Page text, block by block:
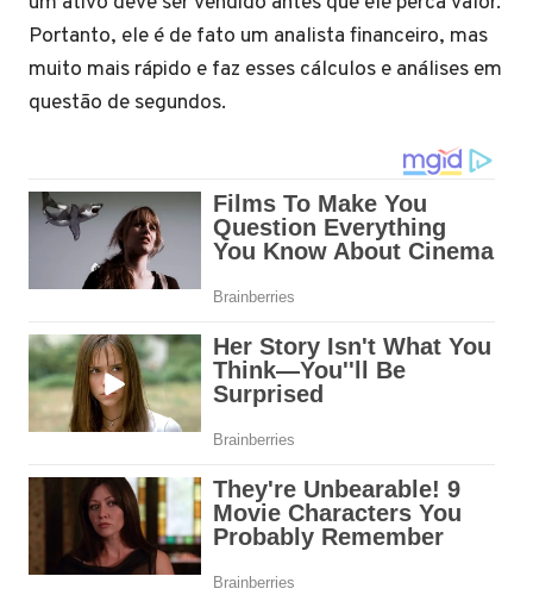
Portanto, ele é de fato um analista financeiro, mas
muito mais rápido e faz esses cálculos e análises em
questão de segundos.